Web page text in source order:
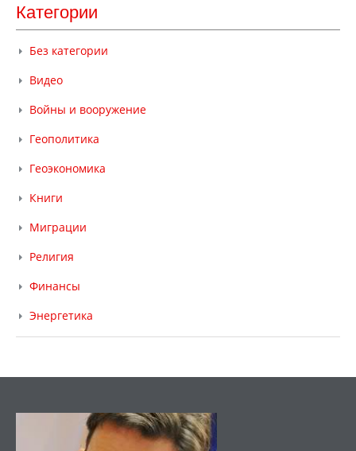
Категории
Без категории
Видео
Войны и вооружение
Геополитика
Геоэкономика
Книги
Миграции
Религия
Финансы
Энергетика